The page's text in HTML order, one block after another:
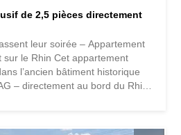
de 2,5 pièces directement
leur soirée – Appartement
sur le Rhin Cet appartement
l’ancien bâtiment historique
– directement au bord du Rhin
chaque jour. Dès que vous